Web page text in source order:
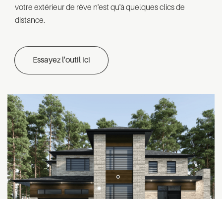
votre extérieur de rêve n'est qu'à quelques clics de
distance.
Essayez l'outil ici